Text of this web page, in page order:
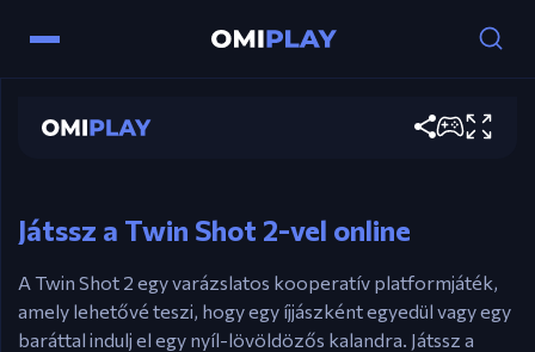
Twin Shot 2
Vezérlők
1. Játékos: Nyílbillentyűk – Mozgás. F – Nyilak
2. Játékos: WASD – Mozgás. Space – Nyilak
Játssz a Twin Shot 2-vel online
A Twin Shot 2 egy varázslatos kooperatív platformjáték,
amely lehetővé teszi, hogy egy íjjászként egyedül vagy egy
baráttal indulj el egy nyíl-lövöldözős kalandra. Játssz a